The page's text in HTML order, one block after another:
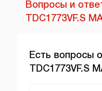
Вопросы и
TDC1773VF.S
Есть вопросы
TDC1773VF.S